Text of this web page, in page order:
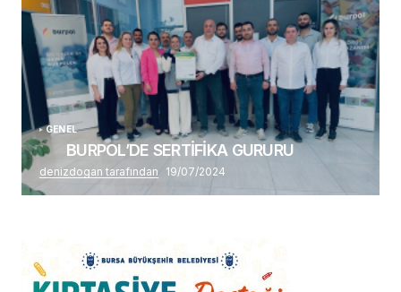
GENEL
BURPOL’DE SERTİFİKA GURURU
denizdogan tarafından 19/07/2024